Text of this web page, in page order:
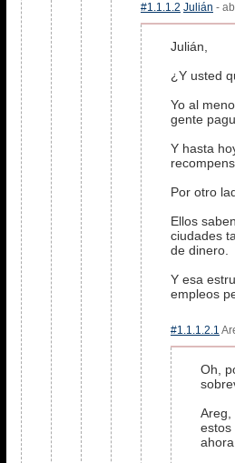
#1.1.1.2 Julián -
Julián,
¿Y usted
Yo al
gente
Y hasta
Por otro
Ellos
ciudades
de dinero.
Y esa
empleos
#1.1.1.2.1
Oh,
Areg,
estos